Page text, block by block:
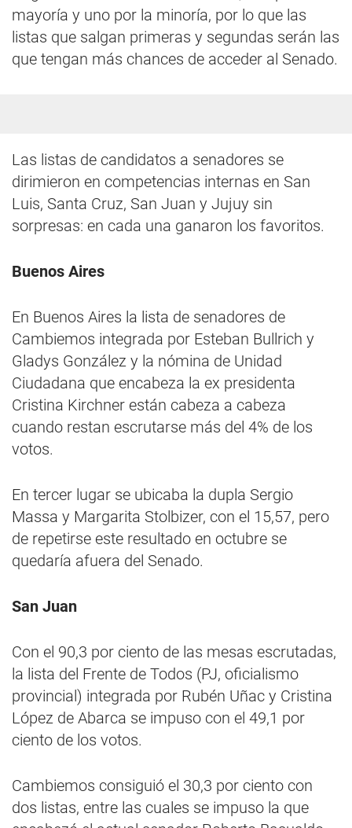
mayoría y uno por la minoría, por lo que las
listas que salgan primeras y segundas serán las
que tengan más chances de acceder al Senado.
Las listas de candidatos a senadores se
dirimieron en competencias internas en San
Luis, Santa Cruz, San Juan y Jujuy sin
sorpresas: en cada una ganaron los favoritos.
Buenos Aires
En Buenos Aires la lista de senadores de
Cambiemos integrada por Esteban Bullrich y
Gladys González y la nómina de Unidad
Ciudadana que encabeza la ex presidenta
Cristina Kirchner están cabeza a cabeza
cuando restan escrutarse más del 4% de los
votos.
En tercer lugar se ubicaba la dupla Sergio
Massa y Margarita Stolbizer, con el 15,57, pero
de repetirse este resultado en octubre se
quedaría afuera del Senado.
San Juan
Con el 90,3 por ciento de las mesas escrutadas,
la lista del Frente de Todos (PJ, oficialismo
provincial) integrada por Rubén Uñac y Cristina
López de Abarca se impuso con el 49,1 por
ciento de los votos.
Cambiemos consiguió el 30,3 por ciento con
dos listas, entre las cuales se impuso la que